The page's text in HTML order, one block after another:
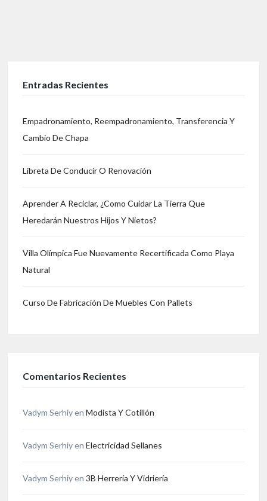
Entradas Recientes
Empadronamiento, Reempadronamiento, Transferencia Y
Cambio De Chapa
Libreta De Conducir O Renovación
Aprender A Reciclar, ¿Como Cuidar La Tierra Que
Heredarán Nuestros Hijos Y Nietos?
Villa Olímpica Fue Nuevamente Recertificada Como Playa
Natural
Curso De Fabricación De Muebles Con Pallets
Comentarios Recientes
Vadym Serhiyen Modista Y Cotillón
Vadym Serhiyen Electricidad Sellanes
Vadym Serhiyen 3B Herrería Y Vidriería